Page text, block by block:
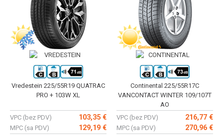
Vredestein 225/55R19 QUATRAC
PRO + 103W XL
VPC (bez PDV) 103,35 €
MPC (sa PDV) 129,19 €
Continental 225/55R17C
VANCONTACT WINTER 109/107T
AO
VPC (bez PDV)
216,77 €
MPC (sa PDV) 270,96 €